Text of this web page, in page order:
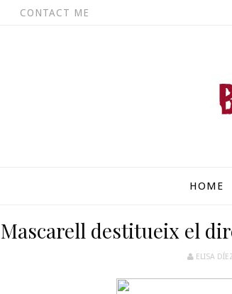
CONTACT ME
HOME
Mascarell destitueix el
ELISA